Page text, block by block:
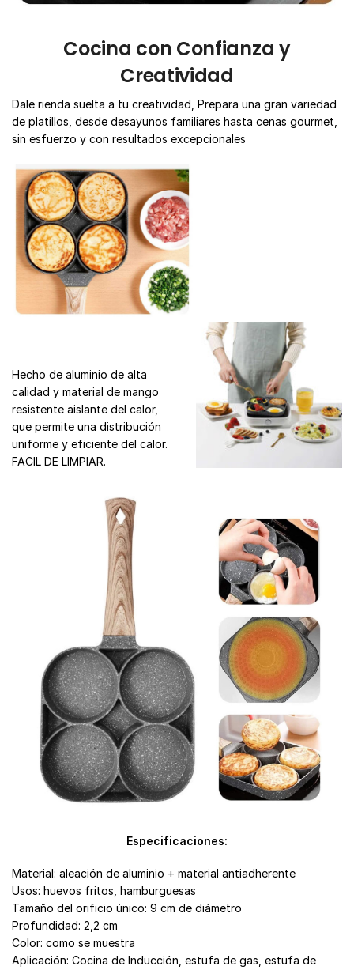
Cocina con Confianza y
Creatividad
Dale rienda suelta a tu creatividad, Prepara una gran variedad
de platillos, desde desayunos familiares hasta cenas gourmet,
sin esfuerzo y con resultados excepcionales
Hecho de aluminio de alta
calidad y material de mango
resistente aislante del calor,
que permite una distribución
uniforme y eficiente del calor.
FACIL DE LIMPIAR.
Especificaciones:
Material: aleación de aluminio + material antiadherente
Usos: huevos fritos, hamburguesas
Tamaño del orificio único: 9 cm de diámetro
Profundidad: 2,2 cm
Color: como se muestra
Aplicación: Cocina de Inducción, estufa de gas, estufa de